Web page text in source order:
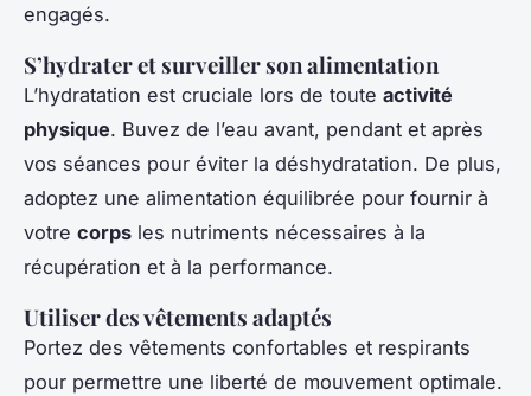
engagés.
S’hydrater et surveiller son alimentation
L’hydratation est cruciale lors de toute activité
physique. Buvez de l’eau avant, pendant et après
vos séances pour éviter la déshydratation. De plus,
adoptez une alimentation équilibrée pour fournir à
votre corps les nutriments nécessaires à la
récupération et à la performance.
Utiliser des vêtements adaptés
Portez des vêtements confortables et respirants
pour permettre une liberté de mouvement optimale.